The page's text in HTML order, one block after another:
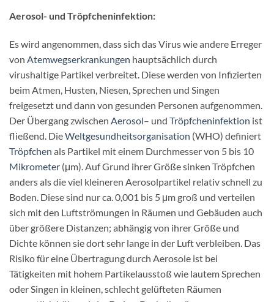
Aerosol- und Tröpfcheninfektion:
Es wird angenommen, dass sich das Virus wie andere Erreger
von Atemwegserkrankungen hauptsächlich durch
virushaltige Partikel verbreitet. Diese werden von Infizierten
beim Atmen, Husten, Niesen, Sprechen und Singen
freigesetzt und dann von gesunden Personen aufgenommen.
Der Übergang zwischen Aerosol– und Tröpfcheninfektion ist
fließend. DieWeltgesundheitsorganisation (WHO) definiert
Tröpfchen als Partikel mit einem Durchmesser von 5 bis 10
Mikrometer (μm). Auf Grund ihrer Größe sinken Tröpfchen
anders als die viel kleineren Aerosolpartikel relativ schnell zu
Boden. Diese sind nur ca. 0,001 bis 5 μm groß und verteilen
sich mit den Luftströmungen in Räumen und Gebäuden auch
über größere Distanzen; abhängig von ihrer Größe und
Dichte können sie dort sehr lange in der Luft verbleiben. Das
Risiko für eine Übertragung durch Aerosole ist bei
Tätigkeiten mit hohem Partikelausstoß wie lautem Sprechen
oder Singen in kleinen, schlecht gelüfteten Räumen